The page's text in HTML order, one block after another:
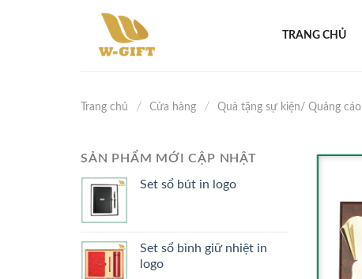
TRANG CHỦ
Trang chủ / Cửa hàng / Quà tặng sự kiện/ Quảng cáo
SẢN PHẨM MỚI CẬP NHẬT
Set sổ bút in logo
Set sổ bình giữ nhiệt in
logo